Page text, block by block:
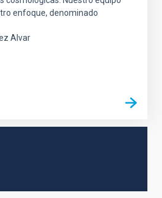
enfoque, denominado
Alvar